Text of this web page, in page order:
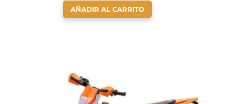
AÑADIR AL CARRITO